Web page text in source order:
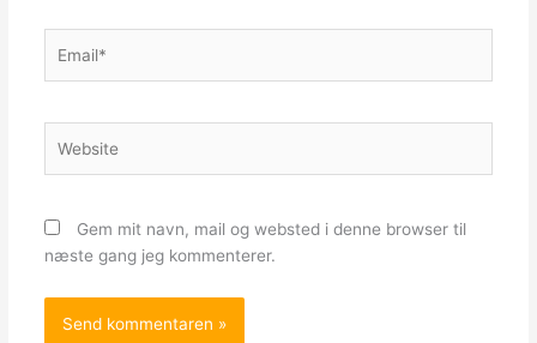
Gem mit navn, mail og websted i denne browser til
næste gang jeg kommenterer.